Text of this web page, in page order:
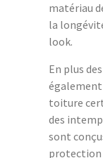
matériau
la
look.
En plus
également
toiture
des
sont
protection